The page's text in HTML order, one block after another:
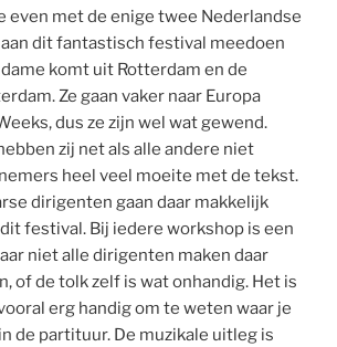
even met de enige twee Nederlandse
dit fantastisch festival meedoen
komt uit Rotterdam en de
Ze gaan vaker naar Europa
dus ze zijn wel wat gewend.
zij net als alle andere niet
heel veel moeite met de tekst.
dirigenten gaan daar makkelijk
festival. Bij iedere workshop is een
niet alle dirigenten maken daar
of de tolk zelf is wat onhandig. Het is
erg handig om te weten waar je
de partituur. De muzikale uitleg is